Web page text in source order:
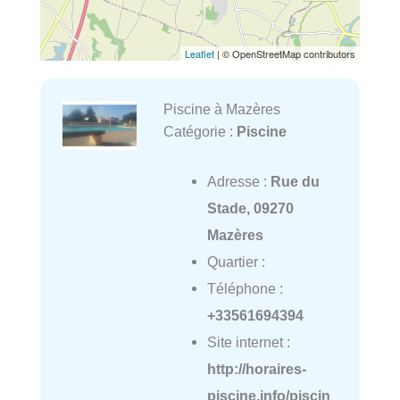
Leaflet | © OpenStreetMap contributors
Piscine à Mazères
Catégorie : Piscine
Adresse : Rue du
Stade, 09270
Mazères
Quartier :
Téléphone :
+33561694394
Site internet :
http://horaires-
piscine.info/piscin